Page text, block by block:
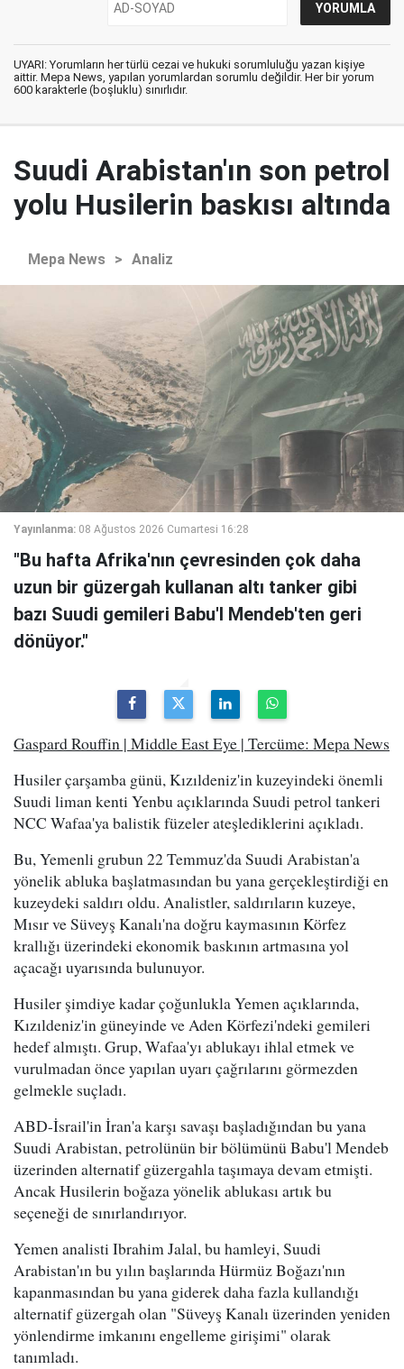
UYARI: Yorumların her türlü cezai ve hukuki sorumluluğu yazan kişiye
aittir. Mepa News, yapılan yorumlardan sorumlu değildir. Her bir yorum
600 karakterle (boşluklu) sınırlıdır.
Suudi Arabistan'ın son petrol
yolu Husilerin baskısı altında
Mepa News > Analiz
Yayınlanma: 08 Ağustos 2026 Cumartesi 16:28
"Bu hafta Afrika'nın çevresinden çok daha
uzun bir güzergah kullanan altı tanker gibi
bazı Suudi gemileri Babu'l Mendeb'ten geri
dönüyor."
Gaspard Rouffin | Middle East Eye | Tercüme: Mepa News
Husiler çarşamba günü, Kızıldeniz'in kuzeyindeki önemli
Suudi liman kenti Yenbu açıklarında Suudi petrol tankeri
NCC Wafaa'ya balistik füzeler ateşlediklerini açıkladı.
Bu, Yemenli grubun 22 Temmuz'da Suudi Arabistan'a
yönelik abluka başlatmasından bu yana gerçekleştirdiği en
kuzeydeki saldırı oldu. Analistler, saldırıların kuzeye,
Mısır ve Süveyş Kanalı'na doğru kaymasının Körfez
krallığı üzerindeki ekonomik baskının artmasına yol
açacağı uyarısında bulunuyor.
Husiler şimdiye kadar çoğunlukla Yemen açıklarında,
Kızıldeniz'in güneyinde ve Aden Körfezi'ndeki gemileri
hedef almıştı. Grup, Wafaa'yı ablukayı ihlal etmek ve
vurulmadan önce yapılan uyarı çağrılarını görmezden
gelmekle suçladı.
ABD-İsrail'in İran'a karşı savaşı başladığından bu yana
Suudi Arabistan, petrolünün bir bölümünü Babu'l Mendeb
üzerinden alternatif güzergahla taşımaya devam etmişti.
Ancak Husilerin boğaza yönelik ablukası artık bu
seçeneği de sınırlandırıyor.
Yemen analisti Ibrahim Jalal, bu hamleyi, Suudi
Arabistan'ın bu yılın başlarında Hürmüz Boğazı'nın
kapanmasından bu yana giderek daha fazla kullandığı
alternatif güzergah olan "Süveyş Kanalı üzerinden yeniden
yönlendirme imkanını engelleme girişimi" olarak
tanımladı.